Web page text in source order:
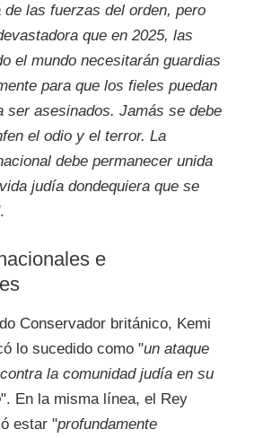
de las fuerzas del orden, pero
que en 2025, las
el mundo necesitarán guardias
para que los fieles puedan
ser asesinados. Jamás se debe
el odio y el terror. La
debe permanecer unida
judía dondequiera que se
.
e
Conservador británico, Kemi
lo sucedido como "un ataque
la comunidad judía en su
". En la misma línea, el Rey
estar "profundamente